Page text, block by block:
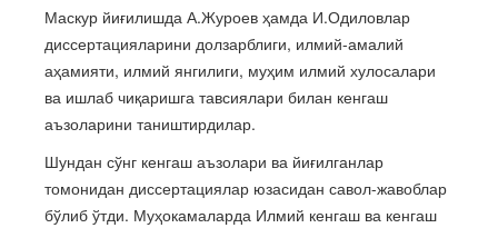
Маскур йиғилишда А.Журоев ҳамда И.Одиловлар
диссертацияларини долзарблиги, илмий-амалий
аҳамияти, илмий янгилиги, муҳим илмий хулосалари
ва ишлаб чиқаришга тавсиялари билан кенгаш
аъзоларини таништирдилар.
Шундан сўнг кенгаш аъзолари ва йиғилганлар
томонидан диссертациялар юзасидан савол-жавоблар
бўлиб ўтди. Муҳокамаларда Илмий кенгаш ва кенгаш